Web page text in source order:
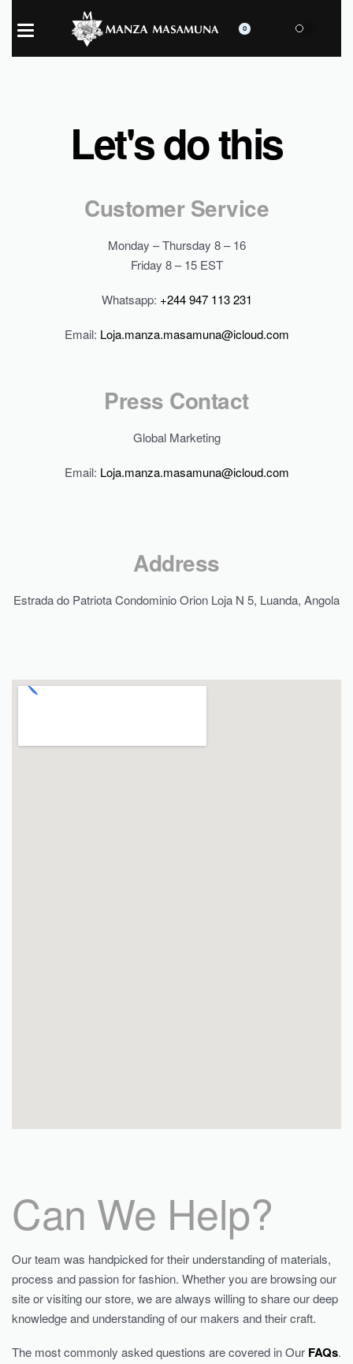
0
Let's do this
Customer Service
Monday – Thursday 8 – 16
Friday 8 – 15 EST
Whatsapp: +244 947 113 231
Email: Loja.manza.masamuna@icloud.com
Press Contact
Global Marketing
Email: Loja.manza.masamuna@icloud.com
Address
Estrada do Patriota Condominio Orion Loja N 5, Luanda, Angola
Can We Help?
Our team was handpicked for their understanding of materials,
process and passion for fashion. Whether you are browsing our
site or visiting our store, we are always willing to share our deep
knowledge and understanding of our makers and their craft.
The most commonly asked questions are covered in Our FAQs.